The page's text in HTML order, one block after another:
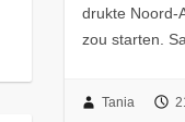
drukte Noord-
zou starten.
Tania